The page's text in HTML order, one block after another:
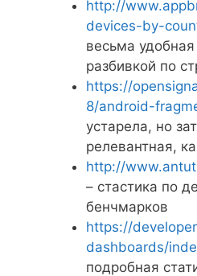
http://
devices-by-
весьма удобная
разбивкой по
https://
8/android-
устарела, но
релевантная,
http://
– стастика по
бенчмарков
https://
dashboards/
подробная